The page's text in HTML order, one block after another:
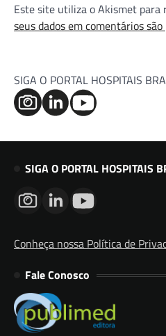
Este site utiliza o Akismet para
seus dados em comentários são
SIGA O PORTAL HOSPITAIS
SIGA O PORTAL HOSPITAIS
Conheça nossa Política de
Fale Conosco